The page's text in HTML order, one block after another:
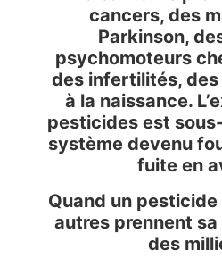
cancers, des
Parkinson,
psychomoteurs
des infertilités,
à la naissance.
pesticides est
système devenu
fuite en
Quand un
autres prennent sa
des